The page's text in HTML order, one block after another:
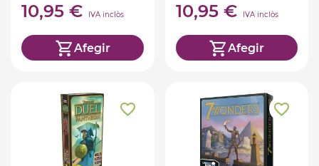
10,95 € IVA inclòs
Afegir
10,95 € IVA inclòs
Afegir